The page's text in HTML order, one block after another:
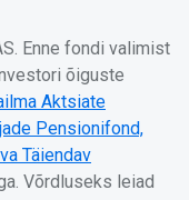
Enne fondi valimist
õiguste
Aktsiate
Pensionifond,
Täiendav
Võrdluseks leiad